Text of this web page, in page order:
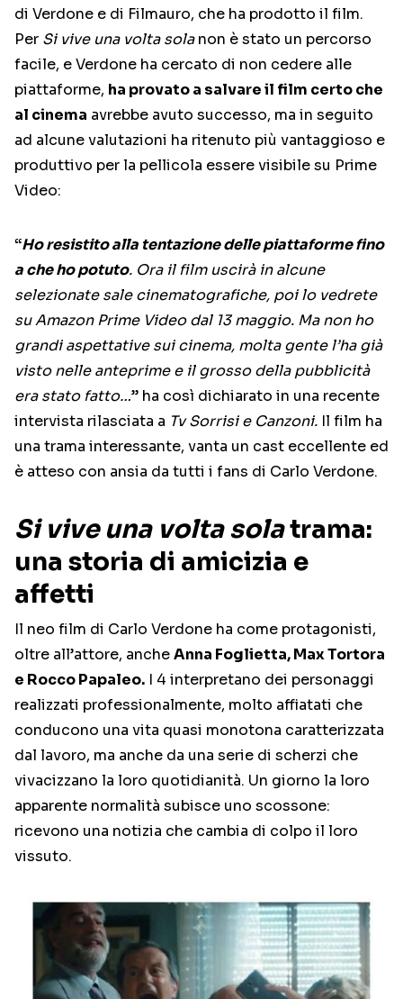
di Verdone e di Filmauro, che ha prodotto il film.
Per Si vive una volta solanon è stato un percorso
facile, e Verdone ha cercato di non cedere alle
piattaforme, ha provato a salvare il film certo che
al cinema avrebbe avuto successo, ma in seguito
ad alcune valutazioni ha ritenuto più vantaggioso e
produttivo per la pellicola essere visibile su Prime
Video:
“Ho resistito alla tentazione delle piattaforme fino
a che ho potuto. Ora il film uscirà in alcune
selezionate sale cinematografiche, poi lo vedrete
su Amazon Prime Video dal 13 maggio. Ma non ho
grandi aspettative sui cinema, molta gente l’ha già
visto nelle anteprime e il grosso della pubblicità
era stato fatto…” ha così dichiarato in una recente
intervista rilasciata a Tv Sorrisi e Canzoni. Il film ha
una trama interessante, vanta un cast eccellente ed
è atteso con ansia da tutti i fans di Carlo Verdone.
Si vive una volta solatrama:
una storia di amicizia e
affetti
Il neo film di Carlo Verdone ha come protagonisti,
oltre all’attore, ancheAnna Foglietta, Max Tortora
e Rocco Papaleo. I 4 interpretano dei personaggi
realizzati professionalmente, molto affiatati che
conducono una vita quasi monotona caratterizzata
dal lavoro, ma anche da una serie di scherzi che
vivacizzano la loro quotidianità. Un giorno la loro
apparente normalità subisce uno scossone:
ricevono una notizia che cambia di colpo il loro
vissuto.